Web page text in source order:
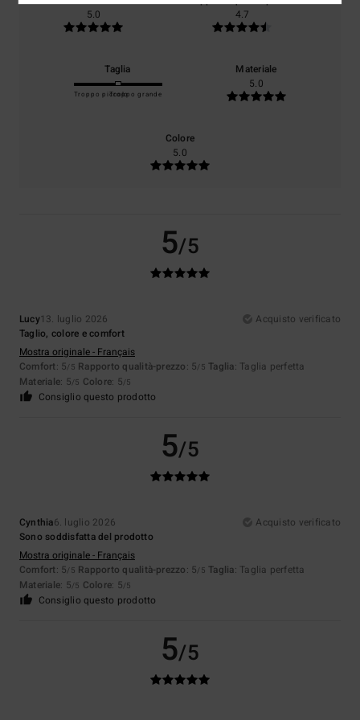
5.0
4.7
Taglia
Troppo piccoloTroppo grande
Materiale
5.0
Colore
5.0
5/5
Lucy13. luglio 2026
Acquisto verificato
Taglio, colore e comfort
Mostra originale - Français
Comfort: 5/5 Rapporto qualità-prezzo: 5/5 Taglia: Taglia perfetta
Materiale: 5/5 Colore: 5/5
Consiglio questo prodotto
5/5
Cynthia6. luglio 2026
Acquisto verificato
Sono soddisfatta del prodotto
Mostra originale - Français
Comfort: 5/5 Rapporto qualità-prezzo: 5/5 Taglia: Taglia perfetta
Materiale: 5/5 Colore: 5/5
Consiglio questo prodotto
5/5